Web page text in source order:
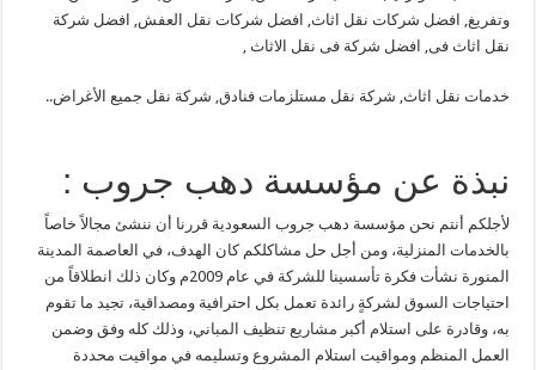
وتفريغ, افضل شركات نقل اثاث, افضل شركات نقل العفش, افضل شركة
نقل اثاث فى, افضل شركة فى نقل الاثاث ,
خدمات نقل اثاث, شركة نقل مستلزمات فنادق, شركة نقل جميع الأغراض..
نبذة عن مؤسسة دهب جروب :
لأجلكم أنتم نحن مؤسسة دهب جروب السعودية قررنا أن ننشئ مجالاً خاصاً
بالخدمات المنزلية، ومن أجل حل مشاكلكم كان الهدف، في العاصمة المدينة
المنورة نشأت فكرة تأسسينا للشركة في عام 2009م وكان ذلك انطلاقاً من
احتياجات السوق لشركةٍ رائدة تعمل بكل احترافية ومصداقية، تجيد ما تقوم
به، وقادرة على استلام أكبر مشاريع تنظيف المباني، وذلك كله وفق وضمن
العمل المنظم ومواقيت استلام المشروع وتسليمه في مواقيت محددة